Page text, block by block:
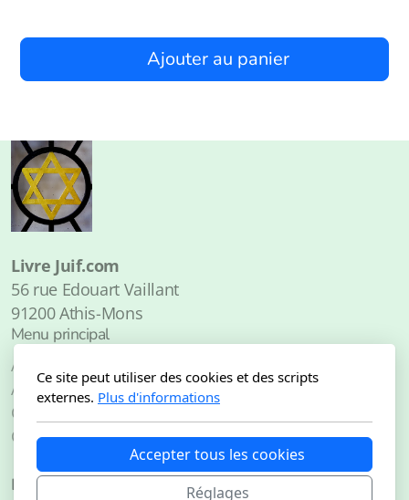
Ajouter au panier
Livre Juif.com
56 rue Edouart Vaillant
91200 Athis-Mons
Menu principal
Accueil
À propos de
Catalogue
Contact
Légal
Ce site peut utiliser des cookies et des scripts
externes. Plus d'informations
Accepter tous les cookies
Réglages